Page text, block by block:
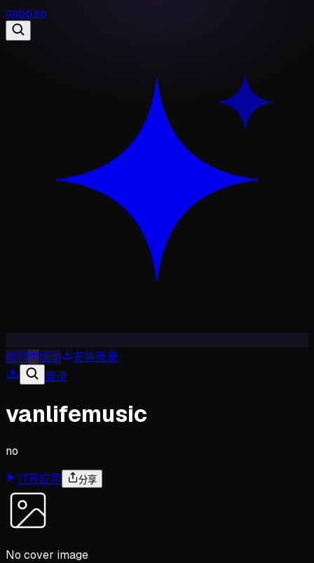
gapp.so
创作 活动 安装登录
登录
vanlifemusic
no
打开应用
分享
No cover image